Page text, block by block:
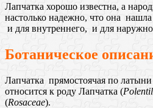
Лапчатка хорошо известна, а
настолько надежно, что она
и для внутреннего, и для
Ботаническое
Лапчатка прямостоячая по
относится к роду Лапчатка (
(Rosaceae).